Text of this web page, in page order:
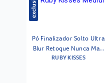
Pó Finalizador Solto Ultra
Blur Retoque Nunca Mais
Ruby Kisses Medium
RUBY KISSES